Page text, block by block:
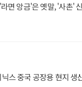
면 앙금'은 옛말, '사촌'
스 중국 공장용 현지 생